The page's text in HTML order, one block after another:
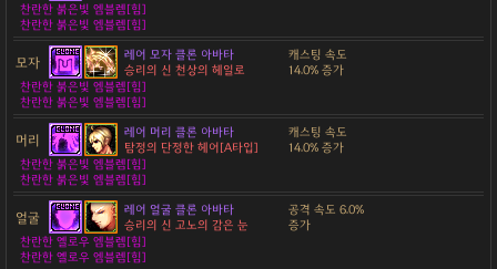
찬란한 붉은빛 엠블렘[힘]
찬란한 붉은빛 엠블렘[힘]
모자
레어 모자 클론 아바타
승리의 신 천상의 헤일로
캐스팅 속도
14.0% 증가
찬란한 붉은빛 엠블렘[힘]
찬란한 붉은빛 엠블렘[힘]
머리
레어 머리 클론 아바타
탐정의 단정한 헤어[A타입]
캐스팅 속도
14.0% 증가
찬란한 붉은빛 엠블렘[힘]
찬란한 붉은빛 엠블렘[힘]
얼굴
레어 얼굴 클론 아바타
승리의 신 고노의 감은 눈
공격 속도 6.0%
증가
찬란한 옐로우 엠블렘[힘]
찬란한 옐로우 엠블렘[힘]